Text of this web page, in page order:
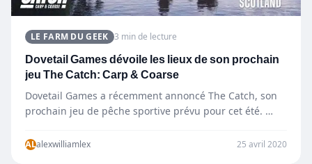
LE FARM DU GEEK 3 min de lecture
Dovetail Games dévoile les lieux de son prochain
jeu The Catch: Carp & Coarse
Dovetail Games a récemment annoncé The Catch, son
prochain jeu de pêche sportive prévu pour cet été.
ALalexwilliamlex 25 avril 2020